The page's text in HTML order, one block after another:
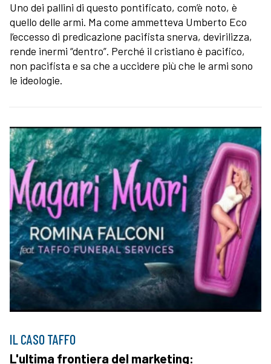
Uno dei pallini di questo pontificato, com’è noto, è
quello delle armi. Ma come ammetteva Umberto Eco
l’eccesso di predicazione pacifista snerva, devirilizza,
rende inermi “dentro”. Perché il cristiano è pacifico,
non pacifista e sa che a uccidere più che le armi sono
le ideologie.
IL CASO TAFFO
L'ultima frontiera del marketing: